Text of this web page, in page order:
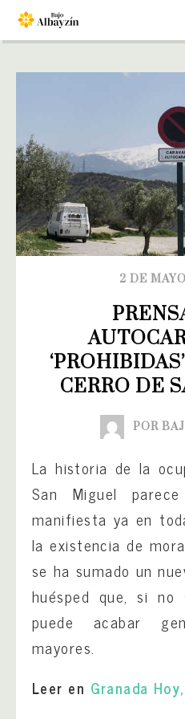
2 DE
CERRO DE
POR
La historia de la
San Miguel
manifiesta ya en
la existencia de
se ha sumado un
huésped que, si
puede acabar
mayores.
Leer en Granada